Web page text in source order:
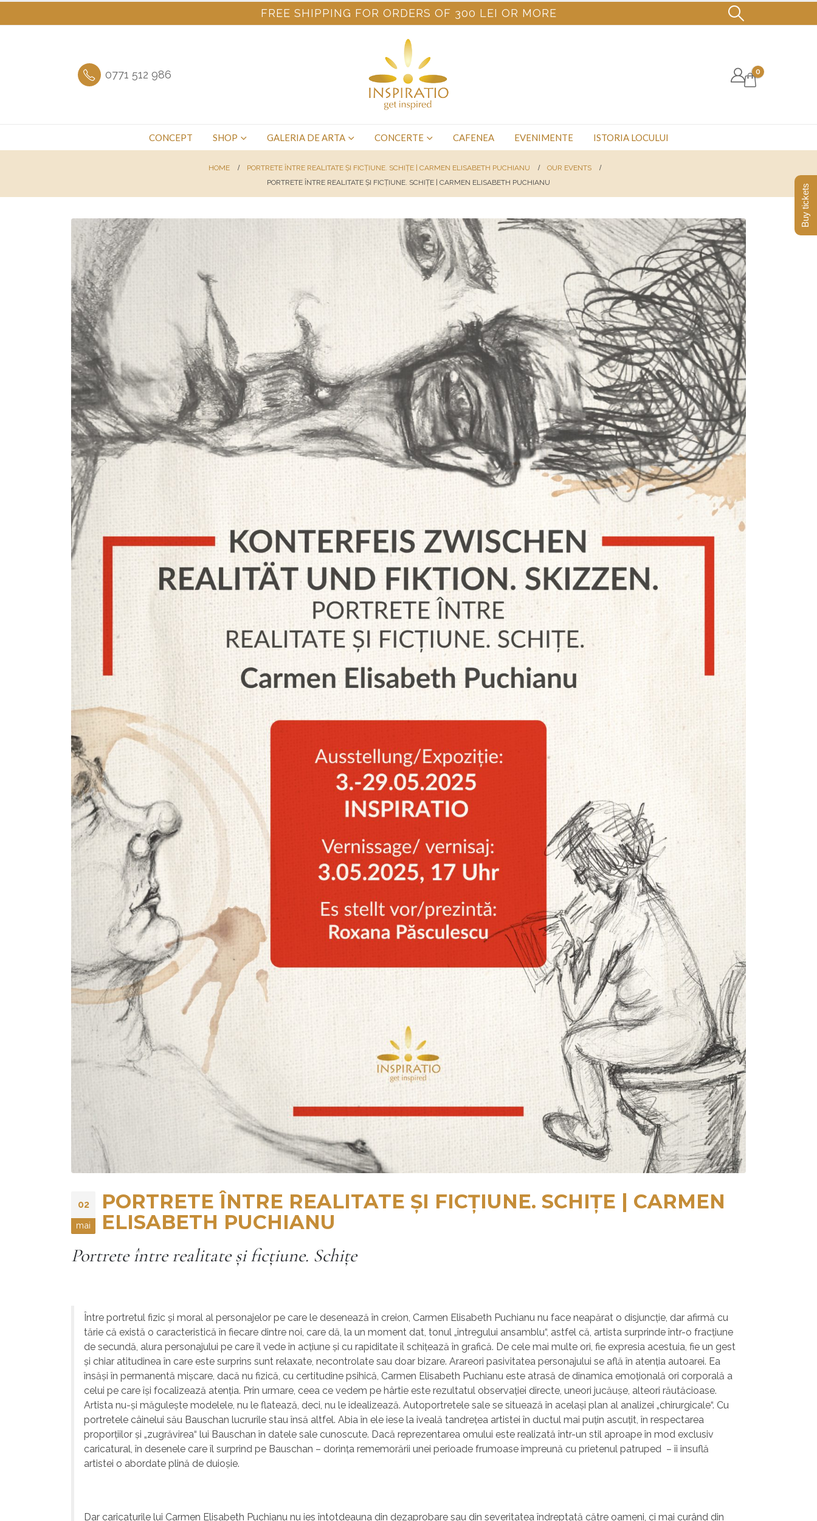
FREE SHIPPING FOR ORDERS OF 300 LEI OR MORE
0771 512 986 0
CONCEPT SHOP GALERIA DE ARTA CONCERTE CAFENEA EVENIMENTE ISTORIA LOCULUI
HOME PORTRETE ÎNTRE REALITATE ŞI FICŢIUNE. SCHIŢE | CARMEN ELISABETH PUCHIANU
OUR EVENTS
PORTRETE ÎNTRE REALITATE ŞI FICŢIUNE. SCHIŢE | CARMEN ELISABETH PUCHIANU
02
mai
PORTRETE ÎNTRE REALITATE ŞI FICŢIUNE. SCHIŢE | CARMEN
ELISABETH PUCHIANU
Portrete între realitateşi ficţiune. Schiţe
Între portretul fizic şi moral al personajelor pe care le desenează în creion, Carmen Elisabeth Puchianu nu face neapărat o disjuncţie, dar afirmă cu
tărie că există o caracteristică în fiecare dintre noi, care dă, la un moment dat, tonul „întregului ansamblu“, astfel că, artista surprinde într-o fracţiune
de secundă, alura personajului pe care îl vede în acţiune şi cu rapiditate îl schiţează în grafică. De cele mai multe ori, fie expresia acestuia, fie un gest
şi chiar atitudinea în care este surprins sunt relaxate, necontrolate sau doar bizare. Arareori pasivitatea personajului se află în atenţia autoarei. Ea
însăşi în permanentă mişcare, dacă nu fizică, cu certitudine psihică, Carmen Elisabeth Puchianu este atrasă de dinamica emoţională ori corporală a
celui pe care îşi focalizează atenţia. Prin urmare, ceea ce vedem pe hârtie este rezultatul observaţiei directe, uneori jucăuşe, alteori răutăcioase.
Artista nu-şi măguleşte modelele, nu le flatează, deci, nu le idealizează. Autoportretele sale se situează în acelaşi plan al analizei „chirurgicale“. Cu
portretele câinelui său Bauschan lucrurile stau însă altfel. Abia în ele iese la iveală tandreţea artistei în ductul mai puţin ascuţit, în respectarea
proporţiilor şi „zugrăvirea“ lui Bauschan în datele sale cunoscute. Dacă reprezentarea omului este realizată într-un stil aproape în mod exclusiv
caricatural, în desenele care îl surprind pe Bauschan – dorinţa rememorării unei perioade frumoase împreună cu prietenul patruped – îi insuflă
artistei o abordate plină de duioşie.
Dar caricaturile lui Carmen Elisabeth Puchianu nu ies întotdeauna din dezaprobare sau din severitatea îndreptată către oameni, ci mai curând din
Buy tickets